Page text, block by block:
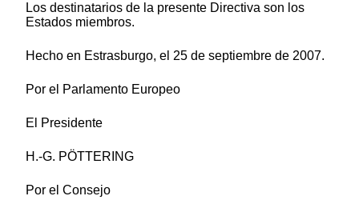
Los destinatarios de la presente Directiva son los
Estados miembros.
Hecho en Estrasburgo, el 25 de septiembre de 2007.
Por el Parlamento Europeo
El Presidente
H.-G. PÖTTERING
Por el Consejo